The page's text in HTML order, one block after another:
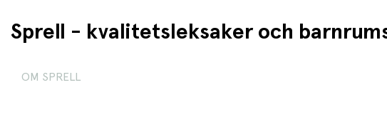
Sprell - kvalitetsleksaker och
OM SPRELL